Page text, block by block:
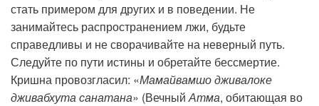
стать примером для других и в поведении. Не
занимайтесь распространением лжи, будьте
справедливы и не сворачивайте на неверный путь.
Следуйте по пути истины и обретайте бессмертие.
Кришна провозгласил: «Мамайвамшо дживалоке
дживабхута санатана» (ВечныйАтма, обитающая во